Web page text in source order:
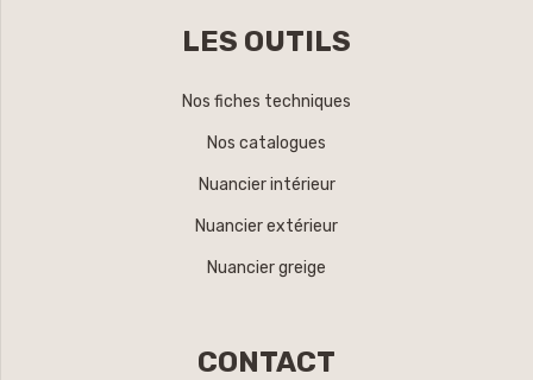
LES OUTILS
Nos fiches techniques
Nos catalogues
Nuancier intérieur
Nuancier extérieur
Nuancier greige
CONTACT